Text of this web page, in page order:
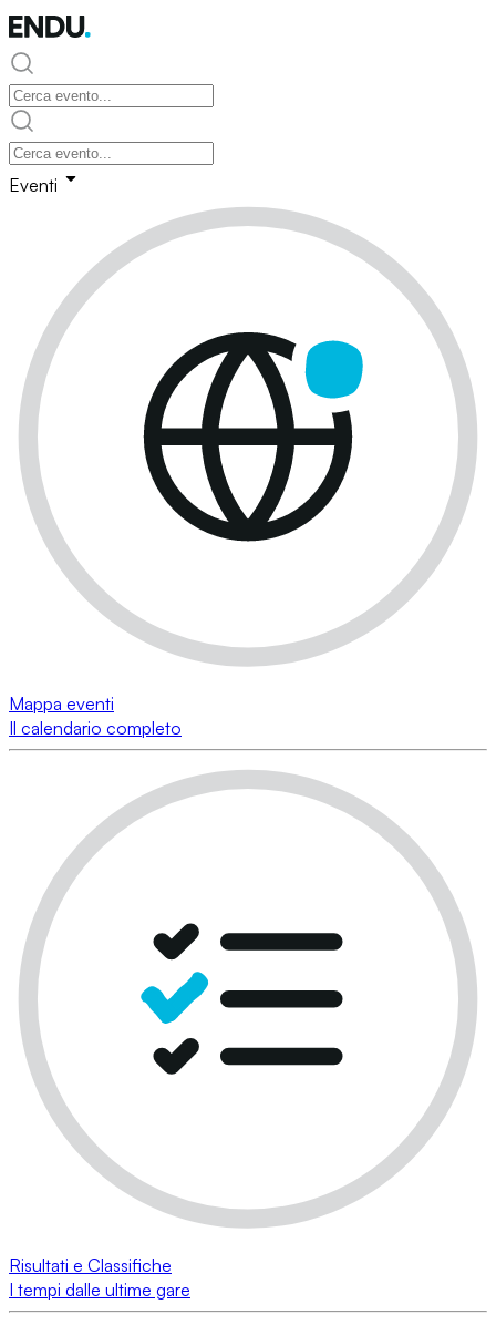
Eventi
Mappa eventi
Il calendario completo
Risultati e Classifiche
I tempi dalle ultime gare